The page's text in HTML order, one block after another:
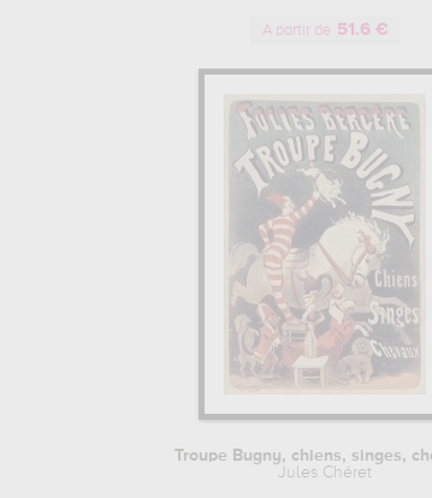
A partir de 51.6 €
Troupe Bugny, chiens, singes,
Jules Chéret